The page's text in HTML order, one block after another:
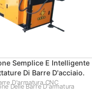
Semplice E Intelligente
Di Barre D'acciaio.
D'armatura CNC
Delle Barre D'armatura